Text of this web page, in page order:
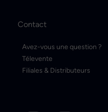
Contact
Avez-vous une question ?
Télevente
Filiales & Distributeurs